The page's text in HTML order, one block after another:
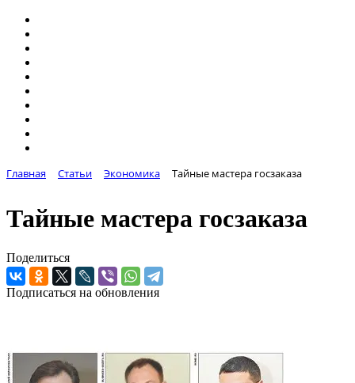
Главная Статьи Экономика Тайные мастера госзаказа
Тайные мастера госзаказа
Поделиться
Подписаться на обновления